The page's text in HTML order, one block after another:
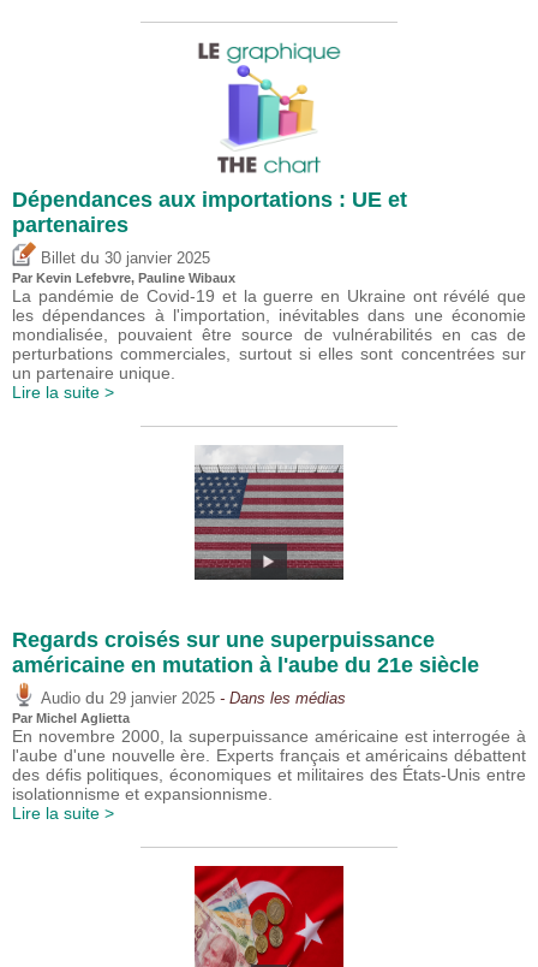
Dépendances aux importations : UE et
partenaires
Billet du 30 janvier 2025
Par Kevin Lefebvre, Pauline Wibaux
La pandémie de Covid-19 et la guerre en Ukraine ont révélé que
les dépendances à l'importation, inévitables dans une économie
mondialisée, pouvaient être source de vulnérabilités en cas de
perturbations commerciales, surtout si elles sont concentrées sur
un partenaire unique.
Lire la suite >
Regards croisés sur une superpuissance
américaine en mutation à l'aube du 21e siècle
Audio du 29 janvier 2025 - Dans les médias
Par Michel Aglietta
En novembre 2000, la superpuissance américaine est interrogée à
l'aube d'une nouvelle ère. Experts français et américains débattent
des défis politiques, économiques et militaires des États-Unis entre
isolationnisme et expansionnisme.
Lire la suite >